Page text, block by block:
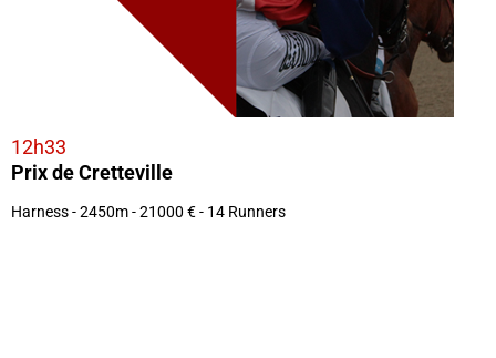
12h33
Prix de Cretteville
Harness - 2450m - 21000 € - 14 Runners